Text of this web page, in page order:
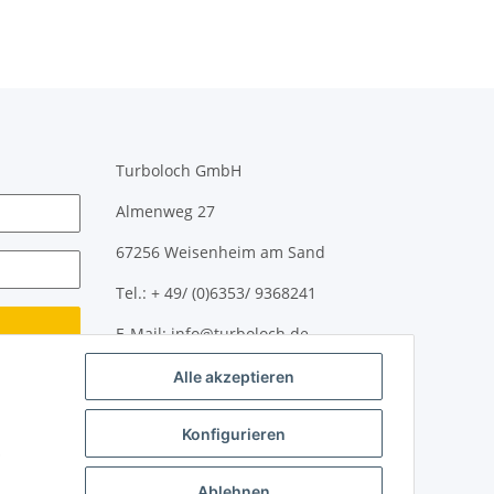
Turboloch GmbH
Almenweg 27
67256 Weisenheim am Sand
Tel.: + 49/ (0)6353/ 9368241
E-Mail: info@turboloch.de
ImpressumAlle akzeptieren
Konfigurieren